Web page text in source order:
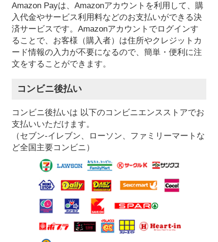
Amazon Payは、Amazonアカウントを利用して、購
入代金やサービス利用料などのお支払いができる決
済サービスです。Amazonアカウントでログインす
ることで、お客様（購入者）は住所やクレジットカ
ード情報の入力が不要になるので、簡単・便利に注
文をすることができます。
コンビニ後払い
コンビニ後払いは 以下のコンビニエンスストアでお
支払いいただけます。
（セブン-イレブン、ローソン、ファミリーマートな
ど全国主要コンビニ）